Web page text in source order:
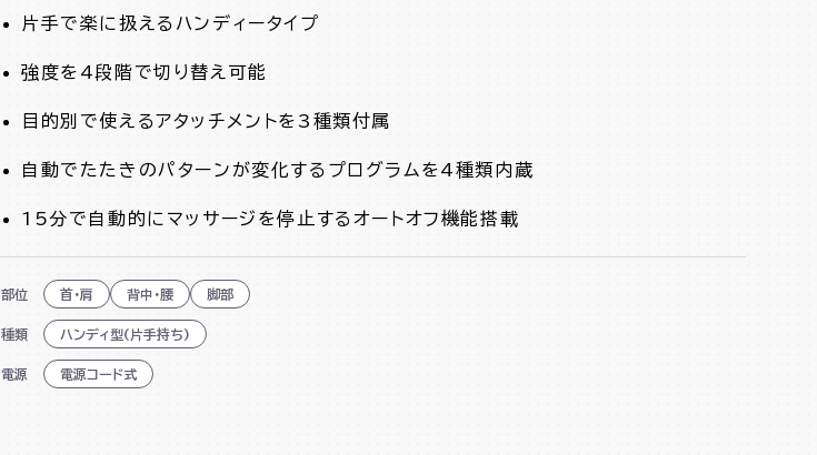
片手で楽に扱えるハンディータイプ
強度を4段階で切り替え可能
目的別で使えるアタッチメントを3種類付属
自動でたたきのパターンが変化するプログラムを4種類内蔵
15分で自動的にマッサージを停止するオートオフ機能搭載
部位 首・肩 背中・腰 脚部
種類 ハンディ型(片手持ち)
電源 電源コード式